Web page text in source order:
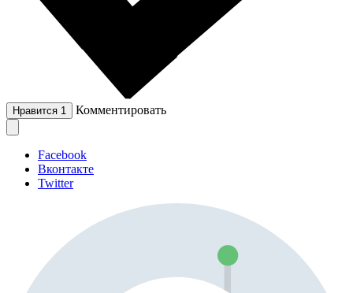
Нравится 1 Комментировать
Facebook
Вконтакте
Twitter